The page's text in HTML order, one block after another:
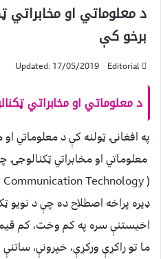
د معلوماتي او مخابراتي
برخو کې
Editorial
Updated: 17/05/2019
د معلوماتي او مخابراتي
په افغانۍ ټولنه کې د معلوماتي او
ډیره پراخه اصطلاح ده چې د نویو
اخیستنې سره په کم وخت، کم
ما تو راکړې ورکړې، خپرونې،